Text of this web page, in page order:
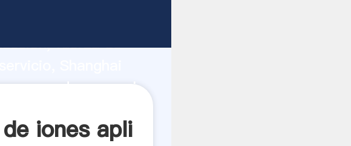
fuerza de
proveedor crea el
iones apli